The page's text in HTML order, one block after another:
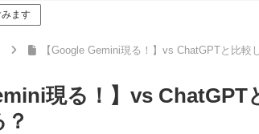
ます
【Google Gemini現る！】vs ChatGPTと比較
現る！】vs ChatGPT